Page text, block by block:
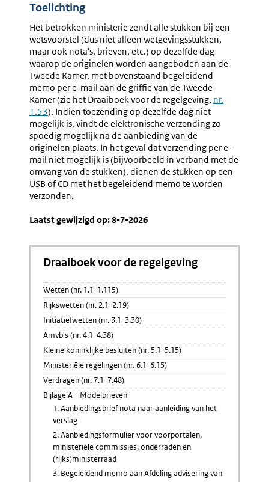
Toelichting
Het betrokken ministerie zendt alle stukken bij een
wetsvoorstel (dus niet alleen wetgevingsstukken,
maar ook nota's, brieven, etc.) op dezelfde dag
waarop de originelen worden aangeboden aan de
Tweede Kamer, met bovenstaand begeleidend
memo per e-mail aan de griffie van de Tweede
Kamer (zie het Draaiboek voor de regelgeving, nr.
1.53). Indien toezending op dezelfde dag niet
mogelijk is, vindt de elektronische verzending zo
spoedig mogelijk na de aanbieding van de
originelen plaats. In het geval dat verzending per e-
mail niet mogelijk is (bijvoorbeeld in verband met de
omvang van de stukken), dienen de stukken op een
USB of CD met het begeleidend memo te worden
verzonden.
Laatst gewijzigd op: 8-7-2026
Draaiboek voor de regelgeving
Wetten (nr. 1.1-1.115)
Rijkswetten (nr. 2.1-2.19)
Initiatiefwetten (nr. 3.1-3.30)
Amvb's (nr. 4.1-4.38)
Kleine koninklijke besluiten (nr. 5.1-5.15)
Ministeriële regelingen (nr. 6.1-6.15)
Verdragen (nr. 7.1-7.48)
Bijlage A - Modelbrieven
1. Aanbiedingsbrief nota naar aanleiding van het
verslag
2. Aanbiedingsformulier voor voorportalen,
ministeriele commissies, onderraden en
(rijks)ministerraad
3. Begeleidend memo aan Afdeling advisering van